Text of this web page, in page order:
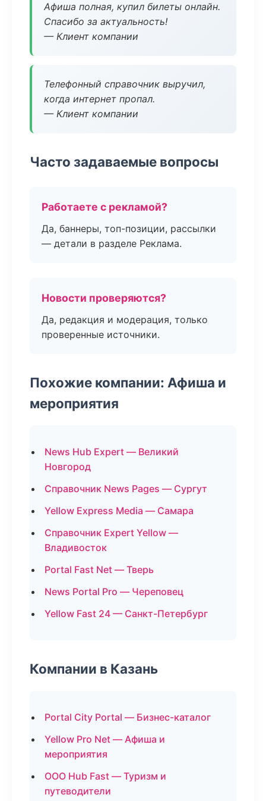
Афиша полная, купил билеты онлайн.
Спасибо за актуальность!
— Клиент компании
Телефонный справочник выручил,
когда интернет пропал.
— Клиент компании
Часто задаваемые вопросы
Работаете с рекламой?
Да, баннеры, топ-позиции, рассылки
— детали в разделе Реклама.
Новости проверяются?
Да, редакция и модерация, только
проверенные источники.
Похожие компании: Афиша и
мероприятия
News Hub Expert — Великий
Новгород
Справочник News Pages — Сургут
Yellow Express Media — Самара
Справочник Expert Yellow —
Владивосток
Portal Fast Net — Тверь
News Portal Pro — Череповец
Yellow Fast 24 — Санкт-Петербург
Компании в Казань
Portal City Portal — Бизнес-каталог
Yellow Pro Net — Афиша и
мероприятия
ООО Hub Fast — Туризм и
путеводители